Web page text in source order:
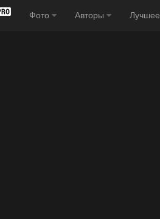
Фото Авторы Лучшее